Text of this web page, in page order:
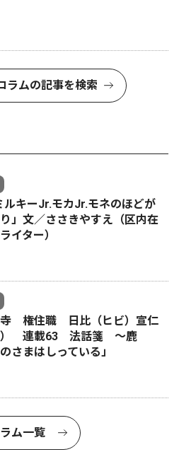
ラムの記事を検索
キーJr.モカJr.モネのほどが
」文／ささきやすえ（区内在
イター）
寺 権住職 日比（ヒビ）宣仁
） 連載63 法話箋 〜鹿
まはしっている」
ム一覧